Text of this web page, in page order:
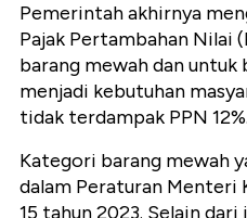
Pemerintah akhirnya
Pajak Pertambahan Nilai
barang mewah dan untuk
menjadi kebutuhan
tidak terdampak PPN 12%.
Kategori barang mewah
dalam Peraturan Menteri
15 tahun 2023. Selain